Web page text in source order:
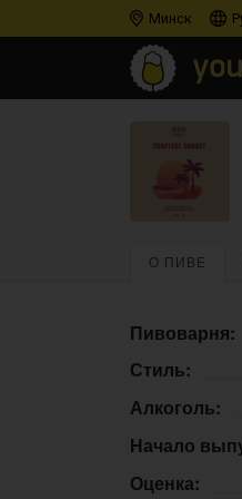
Минск
О ПИВЕ
Пивоварня:
Стиль:
Алкоголь:
Начало
Оценка: